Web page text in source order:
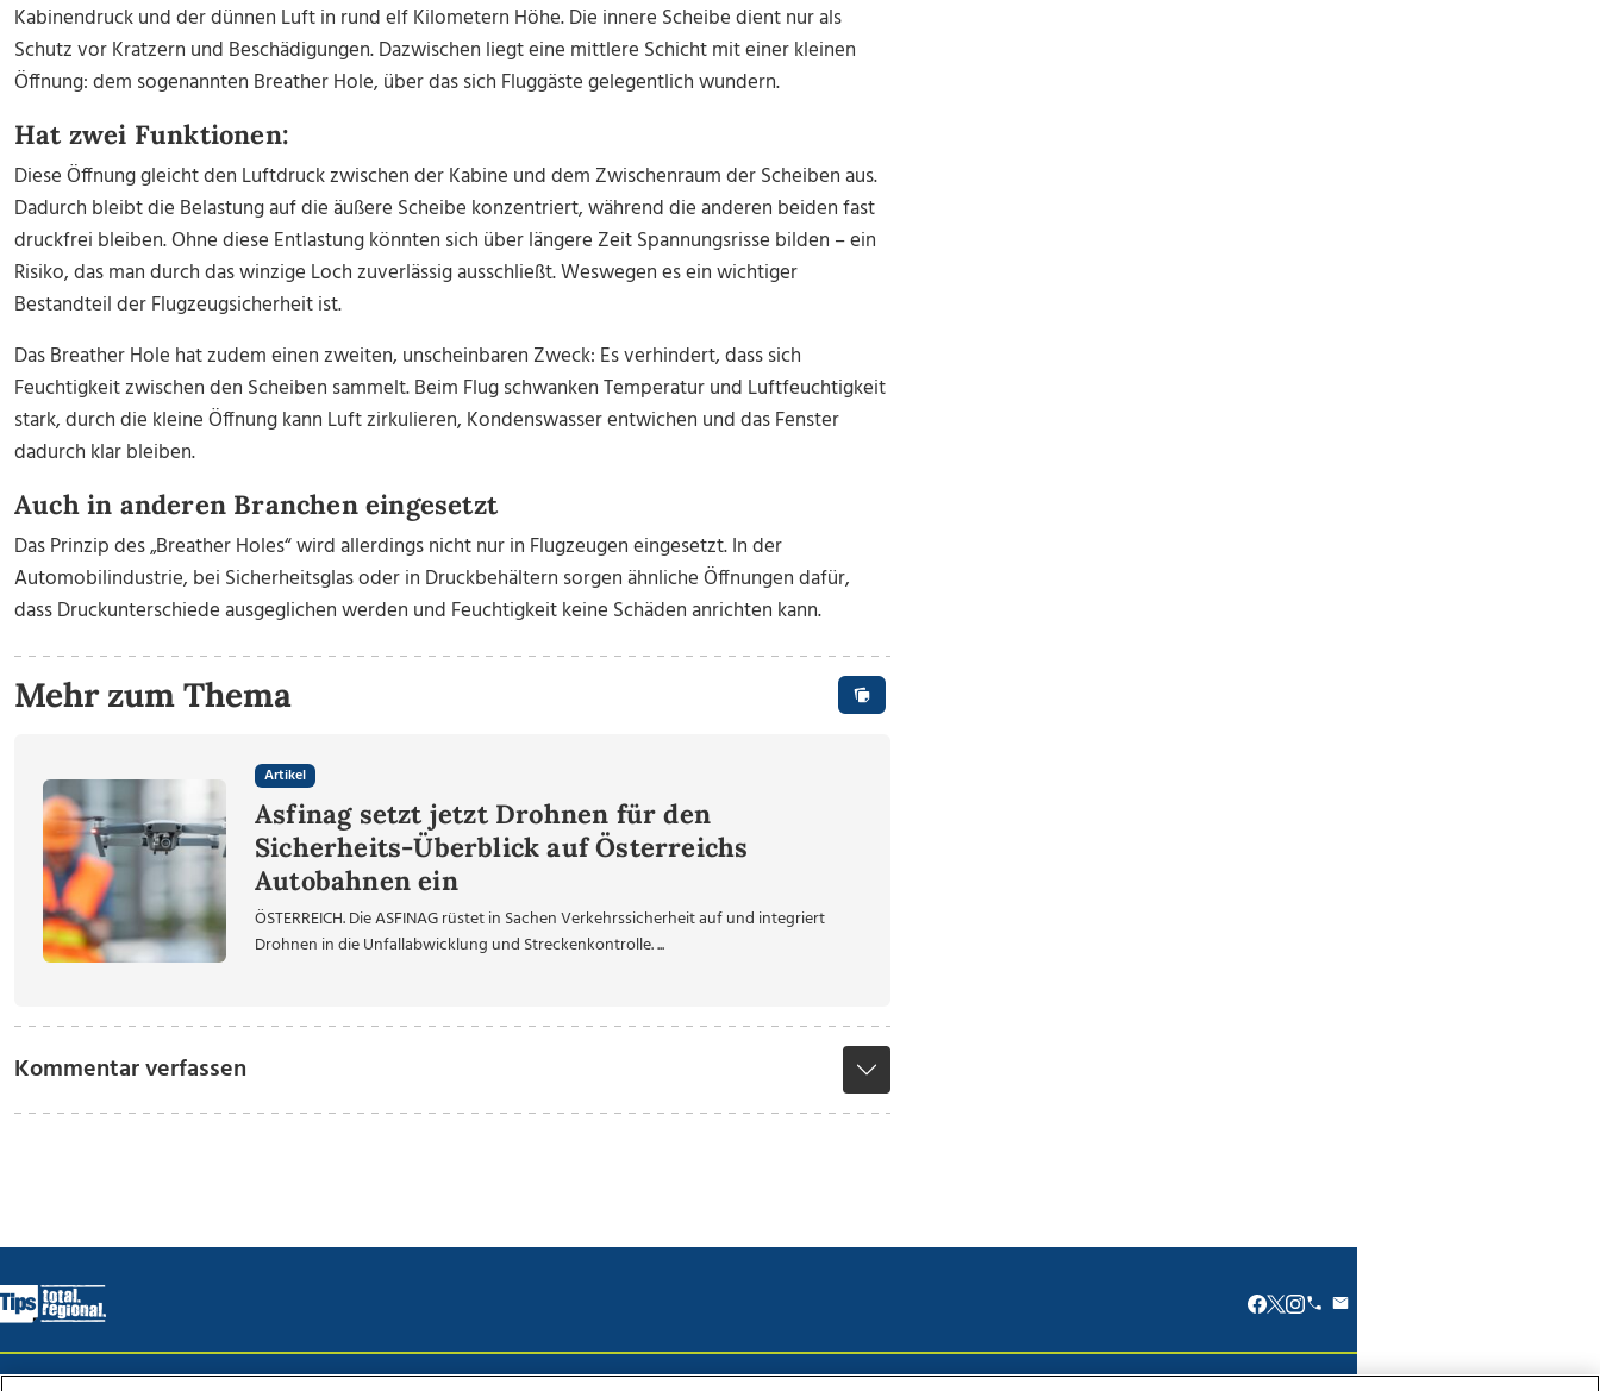
Kabinendruck und der dünnen Luft in rund elf Kilometern Höhe. Die innere Scheibe dient nur als
Schutz vor Kratzern und Beschädigungen. Dazwischen liegt eine mittlere Schicht mit einer kleinen
Öffnung: dem sogenannten Breather Hole, über das sich Fluggäste gelegentlich wundern.
Hat zwei Funktionen:
Diese Öffnung gleicht den Luftdruck zwischen der Kabine und dem Zwischenraum der Scheiben aus.
Dadurch bleibt die Belastung auf die äußere Scheibe konzentriert, während die anderen beiden fast
druckfrei bleiben. Ohne diese Entlastung könnten sich über längere Zeit Spannungsrisse bilden – ein
Risiko, das man durch das winzige Loch zuverlässig ausschließt. Weswegen es ein wichtiger
Bestandteil der Flugzeugsicherheit ist.
Das Breather Hole hat zudem einen zweiten, unscheinbaren Zweck: Es verhindert, dass sich
Feuchtigkeit zwischen den Scheiben sammelt. Beim Flug schwanken Temperatur und Luftfeuchtigkeit
stark, durch die kleine Öffnung kann Luft zirkulieren, Kondenswasser entwichen und das Fenster
dadurch klar bleiben.
Auch in anderen Branchen eingesetzt
Das Prinzip des „Breather Holes“ wird allerdings nicht nur in Flugzeugen eingesetzt. In der
Automobilindustrie, bei Sicherheitsglas oder in Druckbehältern sorgen ähnliche Öffnungen dafür,
dass Druckunterschiede ausgeglichen werden und Feuchtigkeit keine Schäden anrichten kann.
Mehr zum Thema
Artikel
Asfinag setzt jetzt Drohnen für den
Sicherheits-Überblick auf Österreichs
Autobahnen ein
ÖSTERREICH. Die ASFINAG rüstet in Sachen Verkehrssicherheit auf und integriert
Drohnen in die Unfallabwicklung und Streckenkontrolle. ...
Kommentar verfassen